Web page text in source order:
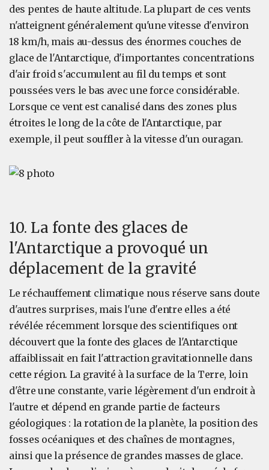
des pentes de haute altitude. La plupart de ces vents
n'atteignent généralement qu'une vitesse d'environ
18 km/h, mais au-dessus des énormes couches de
glace de l'Antarctique, d'importantes concentrations
d'air froid s'accumulent au fil du temps et sont
poussées vers le bas avec une force considérable.
Lorsque ce vent est canalisé dans des zones plus
étroites le long de la côte de l'Antarctique, par
exemple, il peut souffler à la vitesse d'un ouragan.
10. La fonte des glaces de
l'Antarctique a provoqué un
déplacement de la gravité
Le réchauffement climatique nous réserve sans doute
d'autres surprises, mais l'une d'entre elles a été
révélée récemment lorsque des scientifiques ont
découvert que la fonte des glaces de l'Antarctique
affaiblissait en fait l'attraction gravitationnelle dans
cette région. La gravité à la surface de la Terre, loin
d'être une constante, varie légèrement d'un endroit à
l'autre et dépend en grande partie de facteurs
géologiques : la rotation de la planète, la position des
fosses océaniques et des chaînes de montagnes,
ainsi que la présence de grandes masses de glace.